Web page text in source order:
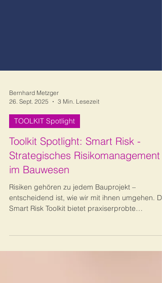
Bernhard Metzger
26. Sept. 2025
3 Min. Lesezeit
TOOLKIT Spotlight
Toolkit Spotlight: Smart Risk -
Strategisches Risikomanagement
im Bauwesen
Risiken gehören zu jedem Bauprojekt –
aktiv zu steuern und Chancen zu nutzen.